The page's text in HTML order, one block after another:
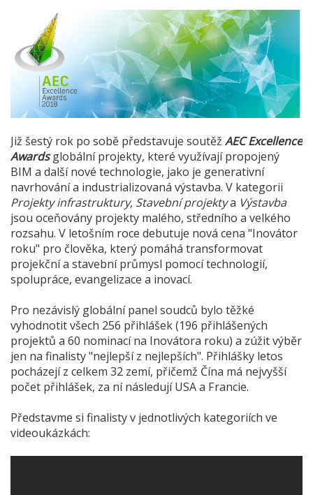
Již šestý rok po sobě představuje soutěž AEC Excellence
Awardsglobální projekty, které využívají propojený
BIM a další nové technologie, jako je generativní
navrhování a industrializovaná výstavba. V kategorii
Projekty infrastruktury, Stavební projektya Výstavba
jsou oceňovány projekty malého, středního a velkého
rozsahu. V letošním roce debutuje nová cena "Inovátor
roku" pro člověka, který pomáhá transformovat
projekční a stavební průmysl pomocí technologií,
spolupráce, evangelizace a inovací.
Pro nezávislý globální panel soudců bylo těžké
vyhodnotit všech 256 přihlášek (196 přihlášených
projektů a 60 nominací na Inovátora roku) a zúžit výběr
jen na finalisty "nejlepší z nejlepších". Přihlášky letos
pocházejí z celkem 32 zemí, přičemž Čína má nejvyšší
počet přihlášek, za ní následují USA a Francie.
Představme si finalisty v jednotlivých kategoriích ve
videoukázkách: